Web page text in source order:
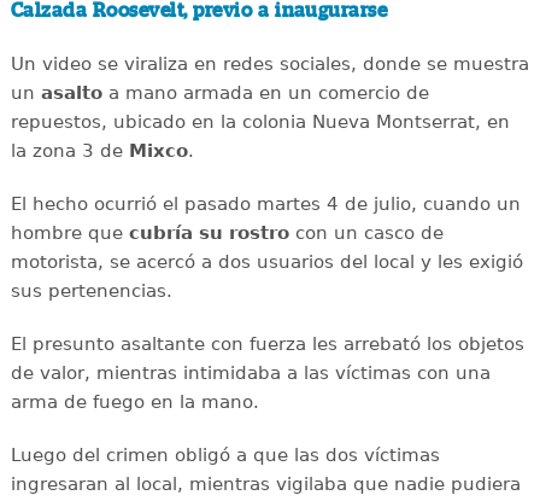
Calzada Roosevelt, previo a inaugurarse
Un video se viraliza en redes sociales, donde se muestra
un asaltoa mano armada en un comercio de
repuestos, ubicado en la colonia Nueva Montserrat, en
la zona 3 de Mixco.
El hecho ocurrió el pasado martes 4 de julio, cuando un
hombre que cubría su rostrocon un casco de
motorista, se acercó a dos usuarios del local y les exigió
sus pertenencias.
El presunto asaltante con fuerza les arrebató los objetos
de valor, mientras intimidaba a las víctimas con una
arma de fuego en la mano.
Luego del crimen obligó a que las dos víctimas
ingresaran al local, mientras vigilaba que nadie pudiera